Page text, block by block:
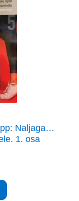
Naljaga…
1. osa